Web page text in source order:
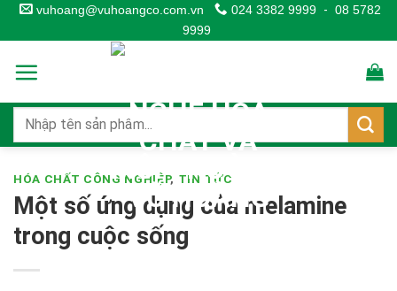
Skip
to
content
vuhoang@vuhoangco.com.vn 024 3382 9999 - 08 5782
9999
HÓA CHẤT CÔNG NGHIỆP, TIN TỨC
Một số ứng dụng của melamine
trong cuộc sống